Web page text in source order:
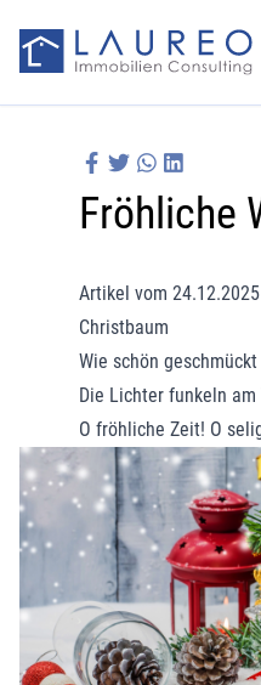
Fröhliche
Artikel vom 24.12.2025
Christbaum
Wie schön
Die Lichter funkeln
O fröhliche Zeit! O